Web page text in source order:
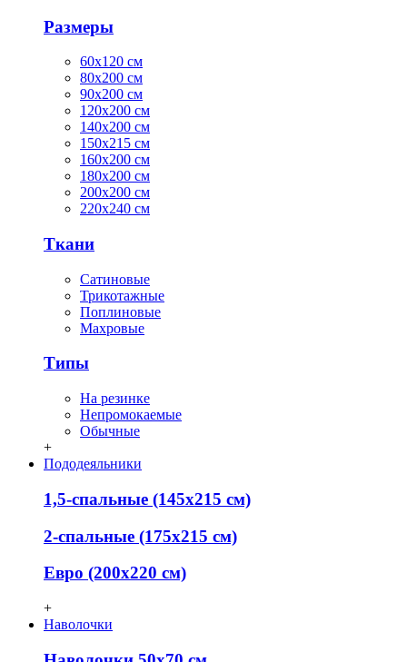
Размеры
60х120 см
80х200 см
90х200 см
120х200 см
140х200 см
150х215 см
160х200 см
180х200 см
200х200 см
220х240 см
Ткани
Сатиновые
Трикотажные
Поплиновые
Махровые
Типы
На резинке
Непромокаемые
Обычные
+
Пододеяльники
1,5-спальные (145х215 см)
2-спальные (175х215 см)
Евро (200х220 см)
+
Наволочки